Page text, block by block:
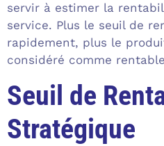
servir à estimer la
service. Plus le seuil de
rapidement, plus le
considéré comme
Seuil de
Stratégique